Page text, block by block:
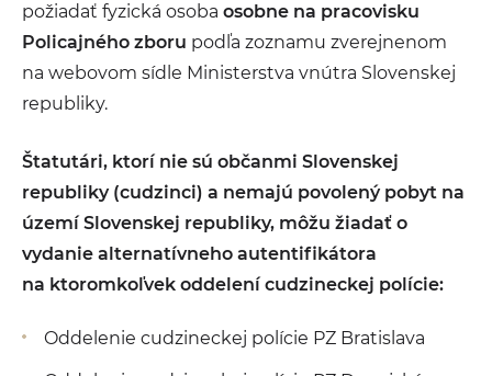
požiadať fyzická osoba osobne na pracovisku
Policajného zboru podľa zoznamu zverejnenom
na webovom sídle Ministerstva vnútra Slovenskej
republiky.
Štatutári, ktorí nie sú občanmi Slovenskej
republiky (cudzinci) a nemajú povolený pobyt na
území Slovenskej republiky, môžu žiadať o
vydanie alternatívneho autentifikátora
na ktoromkoľvek oddelení cudzineckej polície:
Oddelenie cudzineckej polície PZ Bratislava